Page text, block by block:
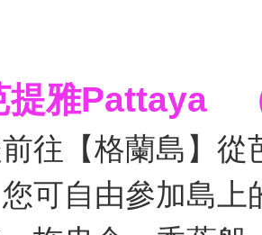
雅Pattaya
往【格蘭島】
可自由參加島上